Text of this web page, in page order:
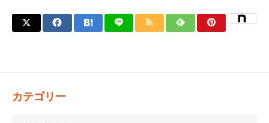
カテゴリー